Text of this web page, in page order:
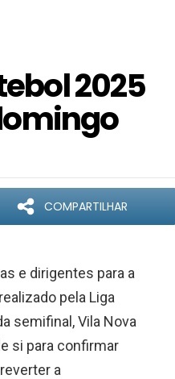
2025
COMPARTILHAR
e dirigentes para a
pela Liga
semifinal, Vila Nova
si para confirmar
a